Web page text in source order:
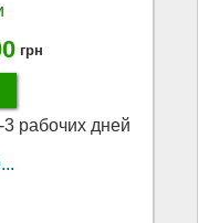
грн
3 рабочих дней